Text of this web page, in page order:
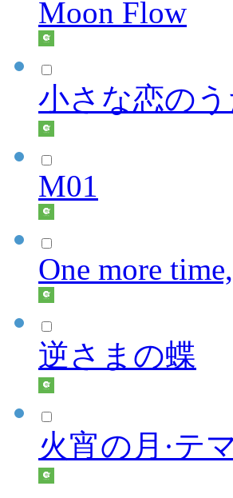
Moon Flow
小さな恋のう
M01
One more
逆さまの蝶
火宵の月·テ